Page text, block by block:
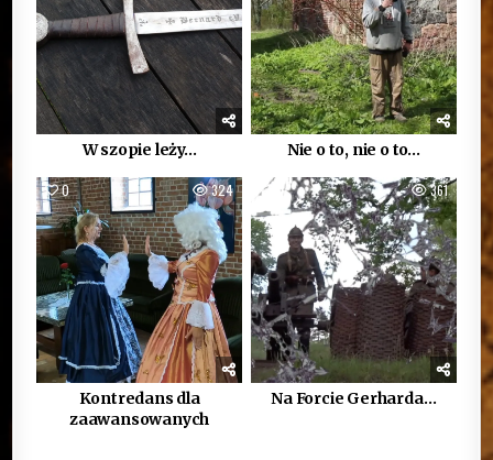
W szopie leży… Nie o to, nie o to…
0 324
Kontredans dla
zaawansowanych
0 361
Na Forcie Gerharda…